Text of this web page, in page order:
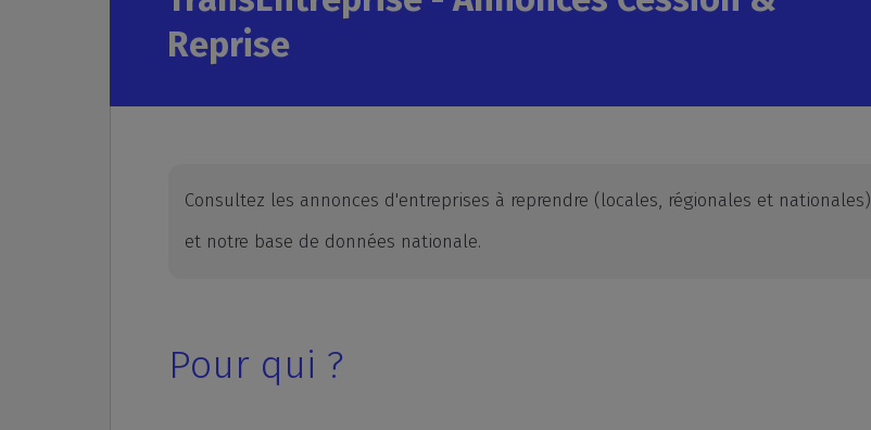
Reprise
Consultez les annonces d'entreprises à reprendre (locales, régionales et nationales)
et notre base de données nationale.
Pour qui ?